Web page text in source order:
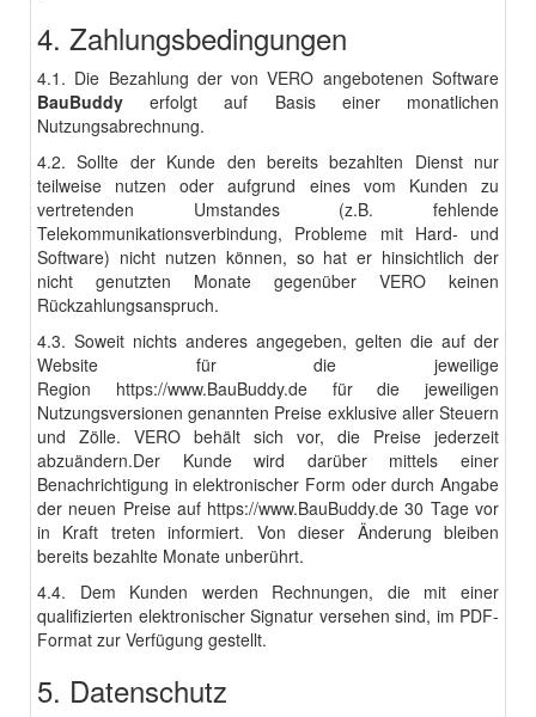
4. Zahlungsbedingungen
4.1. Die Bezahlung der von VERO angebotenen Software
BauBuddy erfolgt auf Basis einer monatlichen
Nutzungsabrechnung.
4.2. Sollte der Kunde den bereits bezahlten Dienst nur
teilweise nutzen oder aufgrund eines vom Kunden zu
vertretenden Umstandes (z.B. fehlende
Telekommunikationsverbindung, Probleme mit Hard- und
Software) nicht nutzen können, so hat er hinsichtlich der
nicht genutzten Monate gegenüber VERO keinen
Rückzahlungsanspruch.
4.3. Soweit nichts anderes angegeben, gelten die auf der
Website für die jeweilige
Region https://www.BauBuddy.defür die jeweiligen
Nutzungsversionen genannten Preise exklusive aller Steuern
und Zölle. VERO behält sich vor, die Preise jederzeit
abzuändern.Der Kunde wird darüber mittels einer
Benachrichtigung in elektronischer Form oder durch Angabe
der neuen Preise auf https://www.BauBuddy.de 30 Tage vor
in Kraft treten informiert. Von dieser Änderung bleiben
bereits bezahlte Monate unberührt.
4.4. Dem Kunden werden Rechnungen, die mit einer
qualifizierten elektronischer Signatur versehen sind, im PDF-
Format zur Verfügung gestellt.
5. Datenschutz